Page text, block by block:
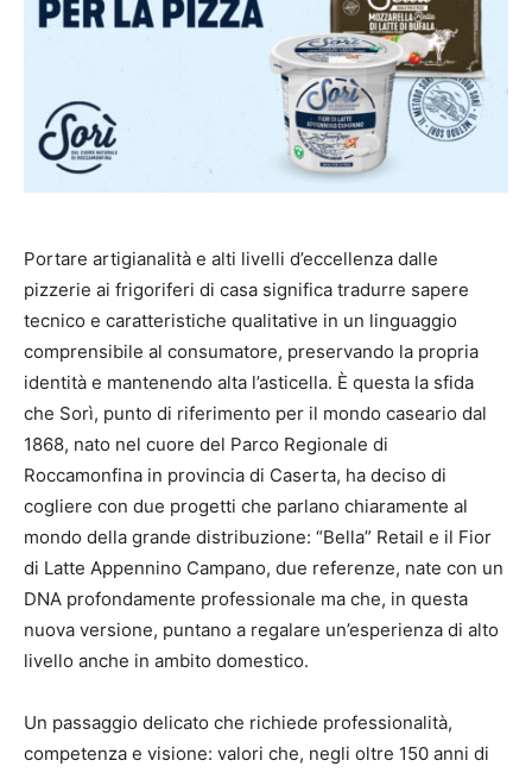
Portare artigianalità e alti livelli d’eccellenza dalle
pizzerie ai frigoriferi di casa significa tradurre sapere
tecnico e caratteristiche qualitative in un linguaggio
comprensibile al consumatore, preservando la propria
identità e mantenendo alta l’asticella. È questa la sfida
che Sorì, punto di riferimento per il mondo caseario dal
1868, nato nel cuore del Parco Regionale di
Roccamonfina in provincia di Caserta, ha deciso di
cogliere con due progetti che parlano chiaramente al
mondo della grande distribuzione: “Bella” Retail e il Fior
di Latte Appennino Campano, due referenze, nate con un
DNA profondamente professionale ma che, in questa
nuova versione, puntano a regalare un’esperienza di alto
livello anche in ambito domestico.
Un passaggio delicato che richiede professionalità,
competenza e visione: valori che, negli oltre 150 anni di